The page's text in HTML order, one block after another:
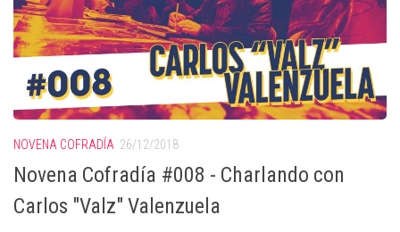
NOVENA COFRADÍA 26/12/2018
Novena Cofradía #008 - Charlando con
Carlos "Valz" Valenzuela